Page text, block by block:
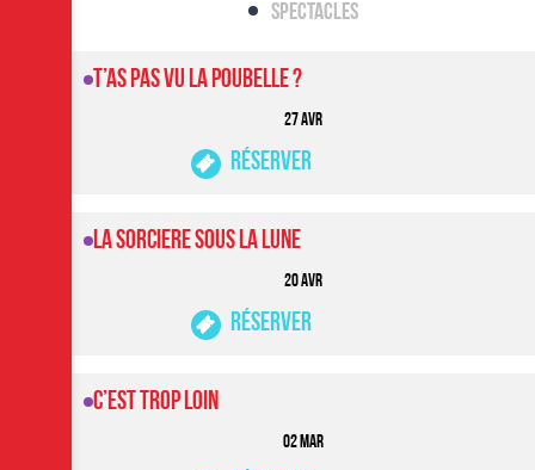
Spectacles
27 AVR
T’AS PAS VU LA POUBELLE ?
Réserver
20 AVR
LA SORCIERE SOUS LA LUNE
Réserver
02 MAR
C’est trop loin